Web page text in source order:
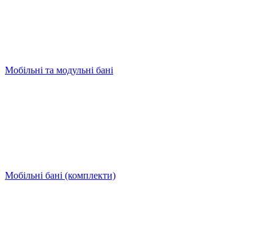
Мобільні та модульні бані
Мобільні бані (комплекти)